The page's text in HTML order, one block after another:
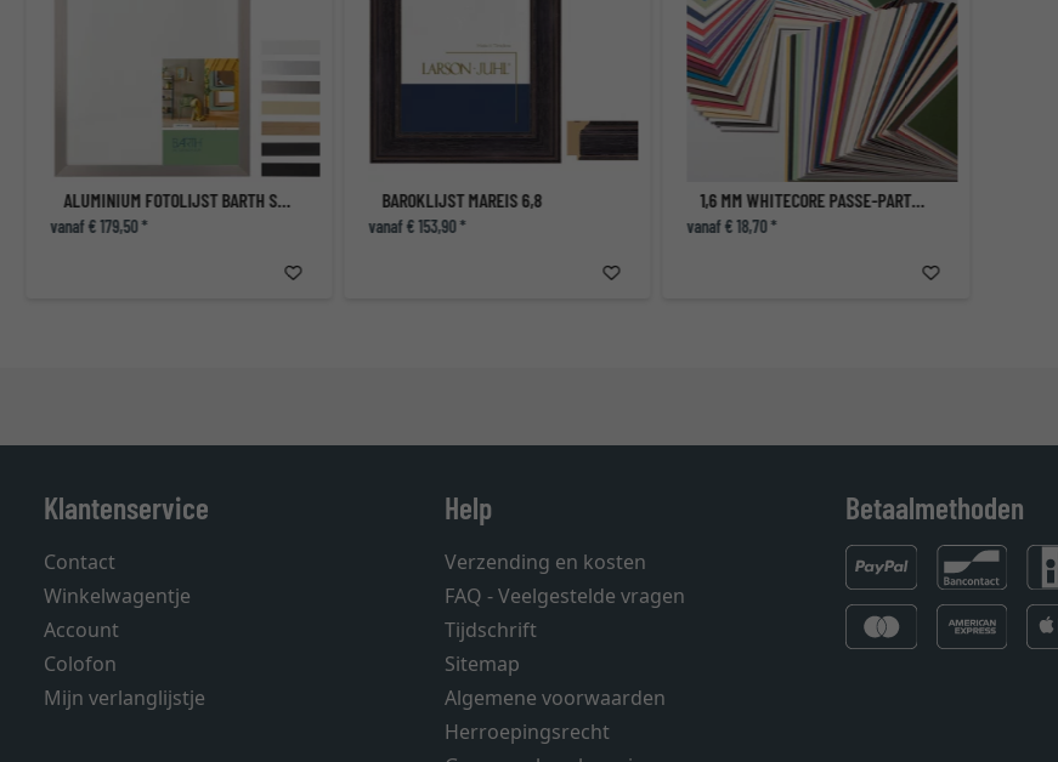
ALUMINIUM FOTOLIJST BARTH SERIE 1828
vanaf € 179,50 *
BAROKLIJST MAREIS 6,8
vanaf € 153,90 *
1,6 MM WHITECORE PASSE-PARTOUT OP MAAT
vanaf € 18,70 *
Klantenservice
Contact
Winkelwagentje
Account
Colofon
Mijn verlanglijstje
Help
Verzending en kosten
FAQ - Veelgestelde vragen
Tijdschrift
Sitemap
Algemene voorwaarden
Herroepingsrecht
Betaalmethoden